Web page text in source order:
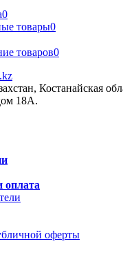
0
товары0
товаров0
Костанайская
18А.
оплата
оферты